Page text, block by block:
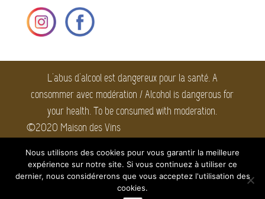
L'abus d'alcool est dangereux pour la santé. A
consommer avec modération / Alcohol is dangerous for
your health. To be consumed with moderation.
©2020 Maison des Vins
droits réservés. Mentions
légales
Webmaster : taikA |Agence Web et Communication
Nous utilisons des cookies pour vous garantir la meilleure
expérience sur notre site. Si vous continuez à utiliser ce
dernier, nous considérerons que vous acceptez l'utilisation des
cookies.